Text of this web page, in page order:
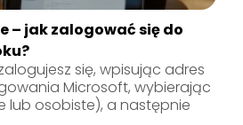
– jak zalogować się do
się, wpisując adres
Microsoft, wybierając
lub osobiste), a następnie